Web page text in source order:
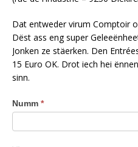
Dat entweder virum Comptoir
Dëst ass eng super
Jonken ze stäerken. Den
15 Euro OK. Drot iech hei
sinn.
AVL
Oochener
Bal
Numm *